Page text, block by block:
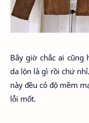
Bây giờ chắc ai cũng
da lộn là gì rồi chứ
này đều có độ mềm
lỗi mốt.